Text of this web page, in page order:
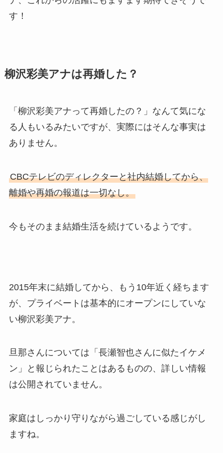
す！
柳沢彩美アナは再婚した？
「柳沢彩美アナって再婚したの？」なんて気にな
る人もいるみたいですが、実際にはそんな事実は
ありません。
CBCテレビのディレクターと社内結婚してから、
離婚や再婚の報道は一切なし。
今もそのまま結婚生活を続けているようです。
2015年末に結婚してから、もう10年近く経ちます
が、プライベートは基本的にオープンにしていな
い柳沢彩美アナ。
旦那さんについては「長瀬智也さんに似たイケメ
ン」と報じられたことはあるものの、詳しい情報
は公開されていません。
家庭はしっかり守りながら過ごしている感じがし
ますね。